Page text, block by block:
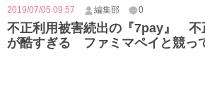
2019/07/05 09:57 編集部 0
不正利用被害続出の『7pay』 不
が酷すぎる ファミマペイと競っ